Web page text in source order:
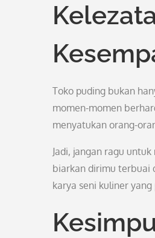
Toko puding bukan
momen-momen
menyatukan orang-
Jadi, jangan ragu
biarkan dirimu terbuai
karya seni kuliner